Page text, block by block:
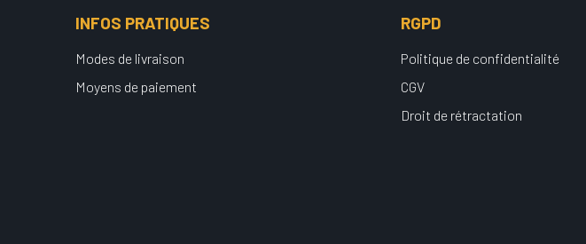
INFOS PRATIQUES
Modes de livraison
Moyens de paiement
RGPD
Politique de confidentialité
CGV
Droit de rétractation